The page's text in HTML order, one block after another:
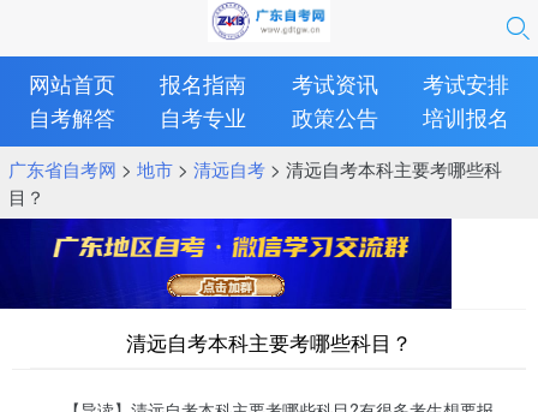
网站首页 报名指南 考试资讯
考试安排
自考解答
自考专业 政策公告 培训报名
广东省自考网 > 地市> 清远自考> 清远自考本科主要考哪些科
目？
清远自考本科主要考哪些科目？